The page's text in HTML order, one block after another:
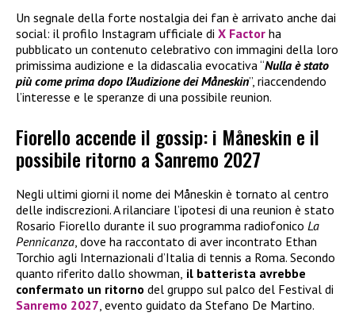
Un segnale della forte nostalgia dei fan è arrivato anche dai
social: il profilo Instagram ufficiale di X Factor ha
pubblicato un contenuto celebrativo con immagini della loro
primissima audizione e la didascalia evocativa “Nulla è stato
più come prima dopo l’Audizione dei Måneskin”, riaccendendo
l’interesse e le speranze di una possibile reunion.
Fiorello accende il gossip: i Måneskin e il
possibile ritorno a Sanremo 2027
Negli ultimi giorni il nome dei Måneskin è tornato al centro
delle indiscrezioni. A rilanciare l’ipotesi di una reunion è stato
Rosario Fiorello durante il suo programma radiofonico La
Pennicanza, dove ha raccontato di aver incontrato Ethan
Torchio agli Internazionali d’Italia di tennis a Roma. Secondo
quanto riferito dallo showman, il batterista avrebbe
confermato un ritorno del gruppo sul palco del Festival di
Sanremo 2027, evento guidato da Stefano De Martino.